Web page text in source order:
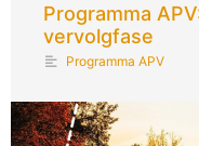
Programma
vervolgfase
Programma APV